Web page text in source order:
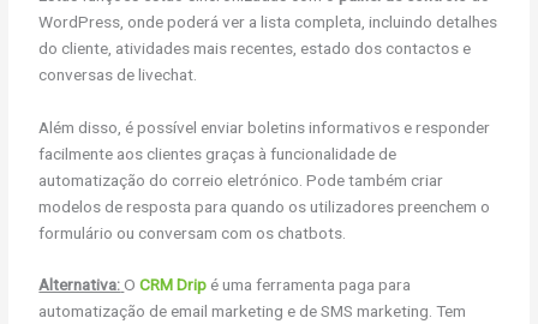
WordPress, onde poderá ver a lista completa, incluindo detalhes
do cliente, atividades mais recentes, estado dos contactos e
conversas de livechat.
Além disso, é possível enviar boletins informativos e responder
facilmente aos clientes graças à funcionalidade de
automatização do correio eletrónico. Pode também criar
modelos de resposta para quando os utilizadores preenchem o
formulário ou conversam com os chatbots.
Alternativa: OCRM Drip é uma ferramenta paga para
automatização de email marketing e de SMS marketing. Tem